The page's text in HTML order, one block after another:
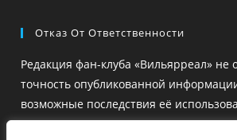
Отказ От Ответственности
Редакция фан-клуба «Вильярреал» не
точность опубликованной
возможные последствия её